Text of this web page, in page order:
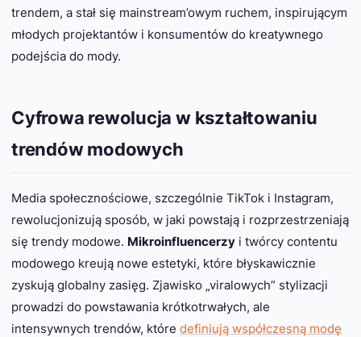
trendem, a stał się mainstream’owym ruchem, inspirującym
młodych projektantów i konsumentów do kreatywnego
podejścia do mody.
Cyfrowa rewolucja w kształtowaniu
trendów modowych
Media społecznościowe, szczególnie TikTok i Instagram,
rewolucjonizują sposób, w jaki powstają i rozprzestrzeniają
się trendy modowe. Mikroinfluencerzy i twórcy contentu
modowego kreują nowe estetyki, które błyskawicznie
zyskują globalny zasięg. Zjawisko „viralowych” stylizacji
prowadzi do powstawania krótkotrwałych, ale
intensywnych trendów, które definiują współczesną modę